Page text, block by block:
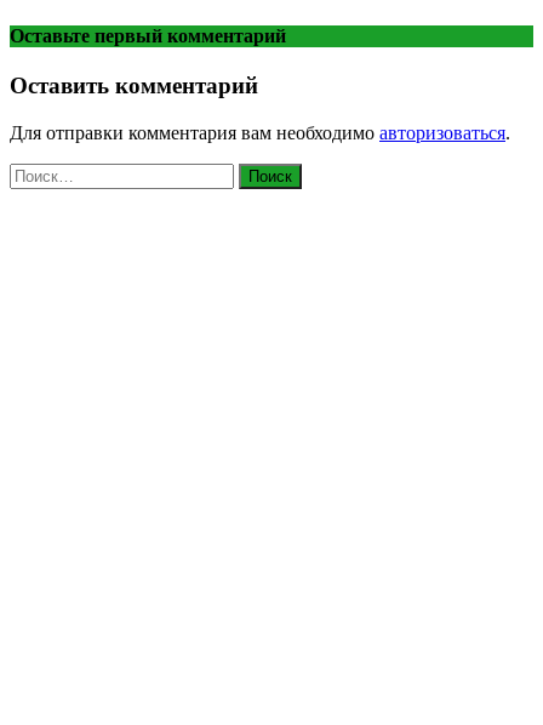
Оставьте первый комментарий
Оставить комментарий
Для отправки комментария вам необходимо авторизоваться.
Найти: